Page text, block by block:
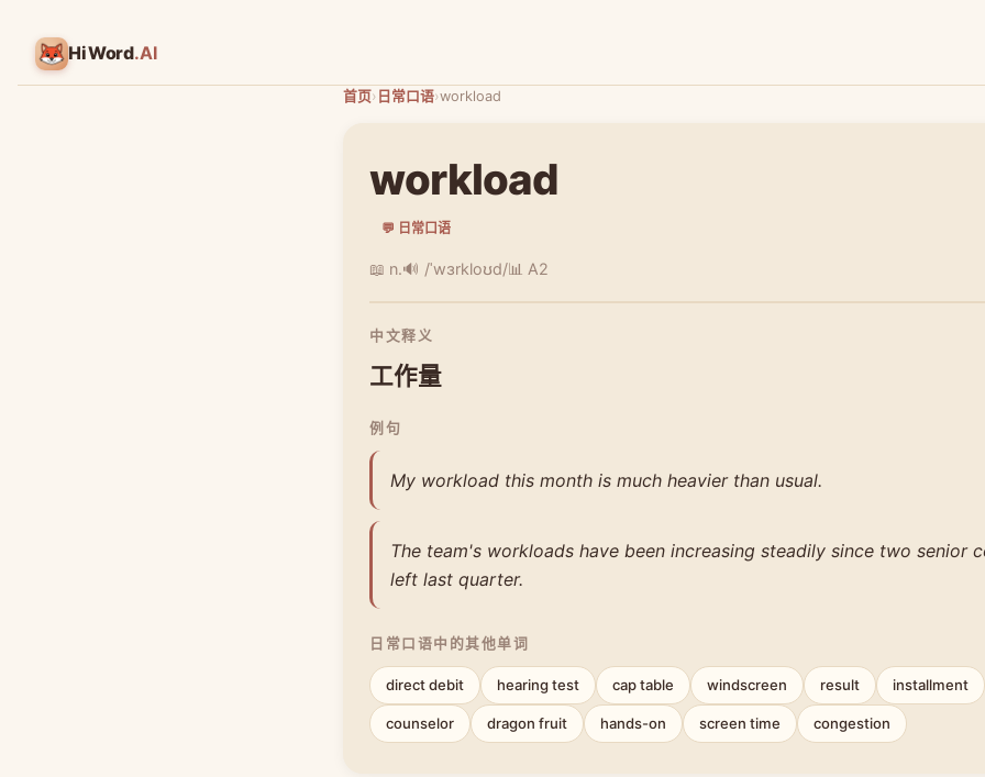
HiWord.AI
首页› 日常口语›workload
workload
💬 日常口语
📖 n.🔊 /ˈwɜrkloʊd/📊 A2
中文释义
工作量
例句
My workload this month is much heavier than usual.
The team's workloads have been increasing steadily since two senior
left last quarter.
日常口语中的其他单词
direct debit hearing test cap table windscreen result installment
counselor dragon fruit hands-on screen time congestion